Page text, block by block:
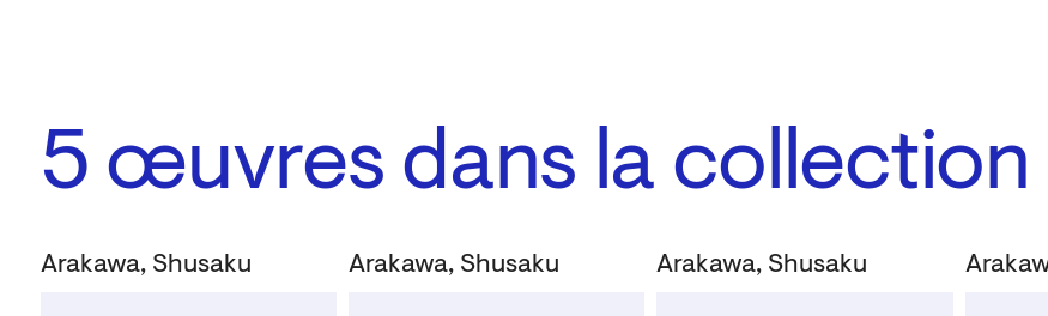
5 œuvres dans la collection
Arakawa, Shusaku Arakawa, Shusaku Arakawa, Shusaku